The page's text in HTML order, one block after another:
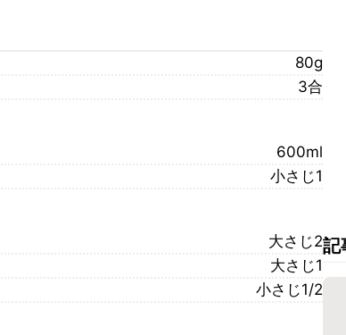
80g
3合
600ml
小さじ1
大さじ2
大さじ1
小さじ1/2
記